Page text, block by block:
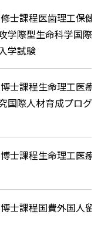
士課程医歯理工保健
学際型生命科学国際
学試験
士課程生命理工医療
国際人材育成プログ
士課程生命理工医療
士課程国費外国人留